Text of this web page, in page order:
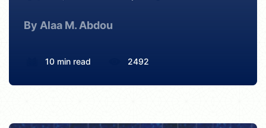
By Alaa M. Abdou
10 min read 2492